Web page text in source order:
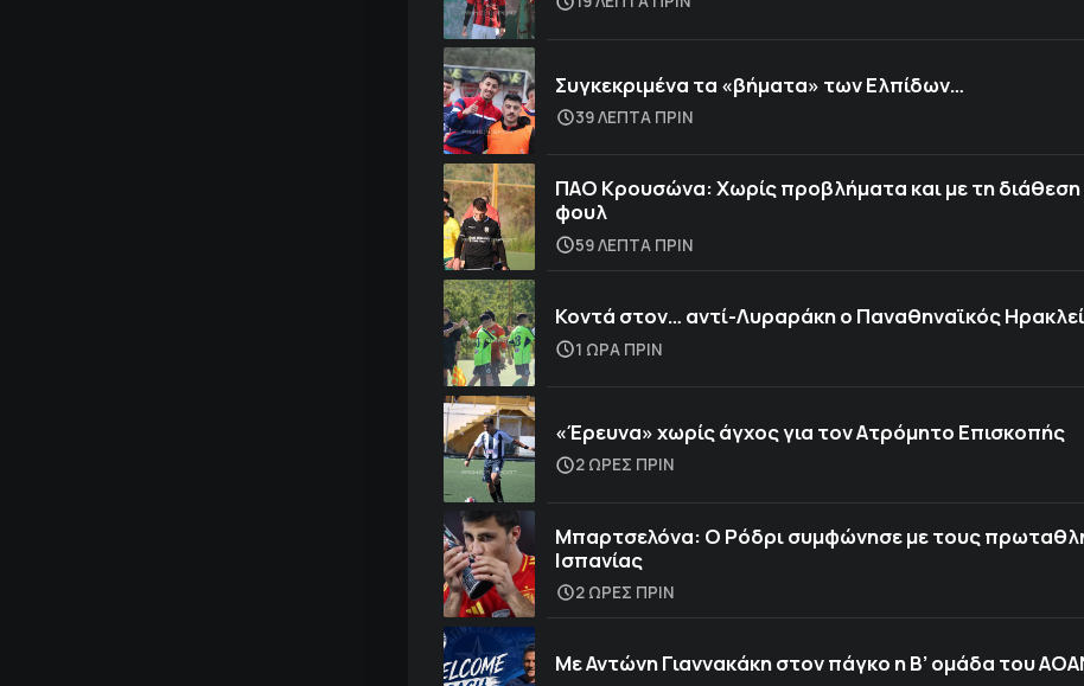
Συγκεκριμένα τα «βήματα» των Ελπίδων…
39 ΛΕΠΤΑ ΠΡΙΝ
ΠΑΟ Κρουσώνα: Χωρίς προβλήματα και με τη
φουλ
59 ΛΕΠΤΑ ΠΡΙΝ
Κοντά στον… αντί-Λυραράκη ο Παναθηναϊκός
1 ΩΡΑ ΠΡΙΝ
«Έρευνα» χωρίς άγχος για τον Ατρόμητο Επισκοπής
2 ΩΡΕΣ ΠΡΙΝ
Μπαρτσελόνα: Ο Ρόδρι συμφώνησε με τους
Ισπανίας
2 ΩΡΕΣ ΠΡΙΝ
Με Αντώνη Γιαννακάκη στον πάγκο η Β’ ομάδα του